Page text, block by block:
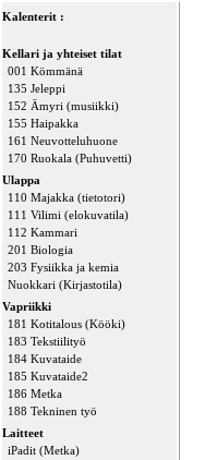
Kalenterit :
Kellari ja yhteiset tilat
001 Kömmänä
135 Jeleppi
152 Ämyri (musiikki)
155 Haipakka
161 Neuvotteluhuone
170 Ruokala (Puhuvetti)
Ulappa
110 Majakka (tietotori)
111 Vilimi (elokuvatila)
112 Kammari
201 Biologia
203 Fysiikka ja kemia
Nuokkari (Kirjastotila)
Vapriikki
181 Kotitalous (Kööki)
183 Tekstiilityö
184 Kuvataide
185 Kuvataide2
186 Metka
188 Tekninen työ
Laitteet
iPadit (Metka)